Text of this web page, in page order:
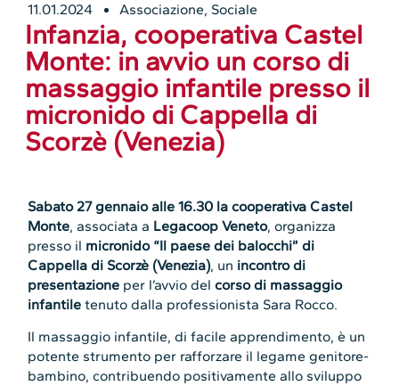
11.01.2024 Associazione, Sociale
Infanzia, cooperativa Castel
Monte: in avvio un corso di
massaggio infantile presso il
micronido di Cappella di
Scorzè (Venezia)
Sabato 27 gennaio alle 16.30 la cooperativa Castel
Monte, associata a Legacoop Veneto, organizza
presso il micronido “Il paese dei balocchi” di
Cappella di Scorzè (Venezia), un incontro di
presentazione per l’avvio delcorso di massaggio
infantiletenuto dalla professionista Sara Rocco.
Il massaggio infantile, di facile apprendimento, è un
potente strumento per rafforzare il legame genitore-
bambino, contribuendo positivamente allo sviluppo